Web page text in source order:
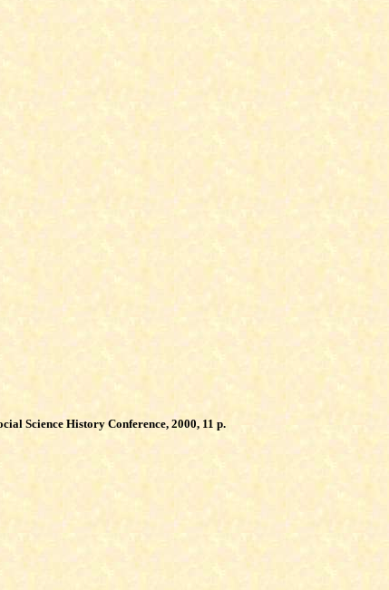
Science History Conference, 2000, 11 p.